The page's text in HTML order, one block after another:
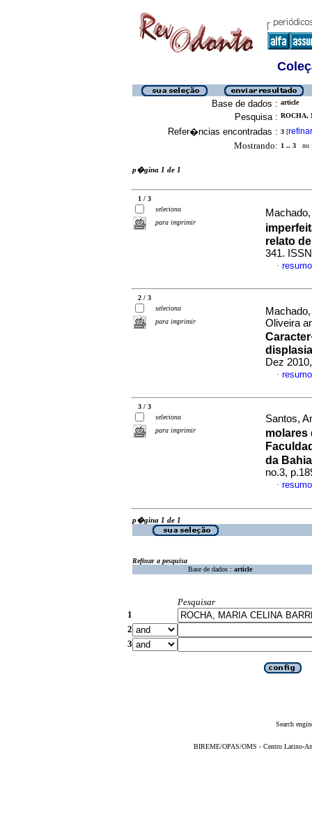
Base de dados : article
Pesquisa : ROCHA,
Refer�ncias encontradas : 3 [refinar
Mostrando: 1 .. 3 no
p�gina 1 de 1
1 / 3
seleciona
para imprimir
relato
341.
·
2 / 3
seleciona
para imprimir
Oliveira
Dez
·
3 / 3
seleciona
para imprimir
Santos,
da Bahia
no.3,
·
p�gina 1 de 1
Refinar a pesquisa
Base de dados : article
Pesquisar
1
2
3
Search
BIREME/OPAS/OMS - Centro Latino-